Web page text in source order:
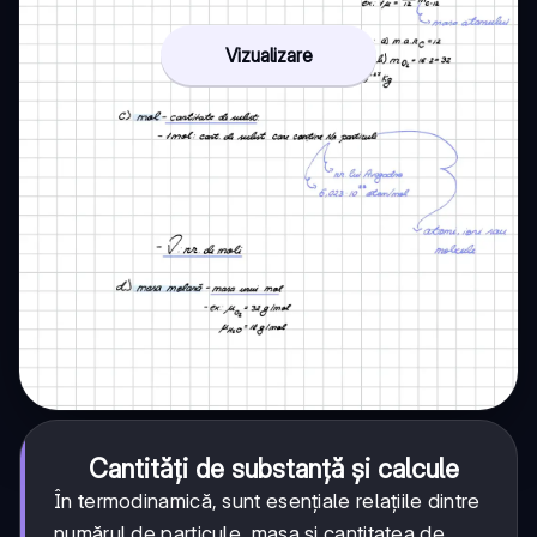
Vizualizare
Cantități de substanță și calcule
În termodinamică, sunt esențiale relațiile dintre